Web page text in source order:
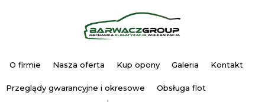
O firmie Nasza oferta Kup opony Galeria Kontakt
Przeglądy gwarancyjne i okresowe Obsługa flot